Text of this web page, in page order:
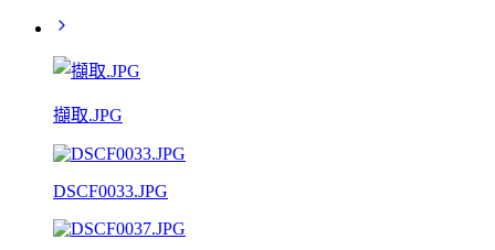
擷取.JPG
DSCF0033.JPG